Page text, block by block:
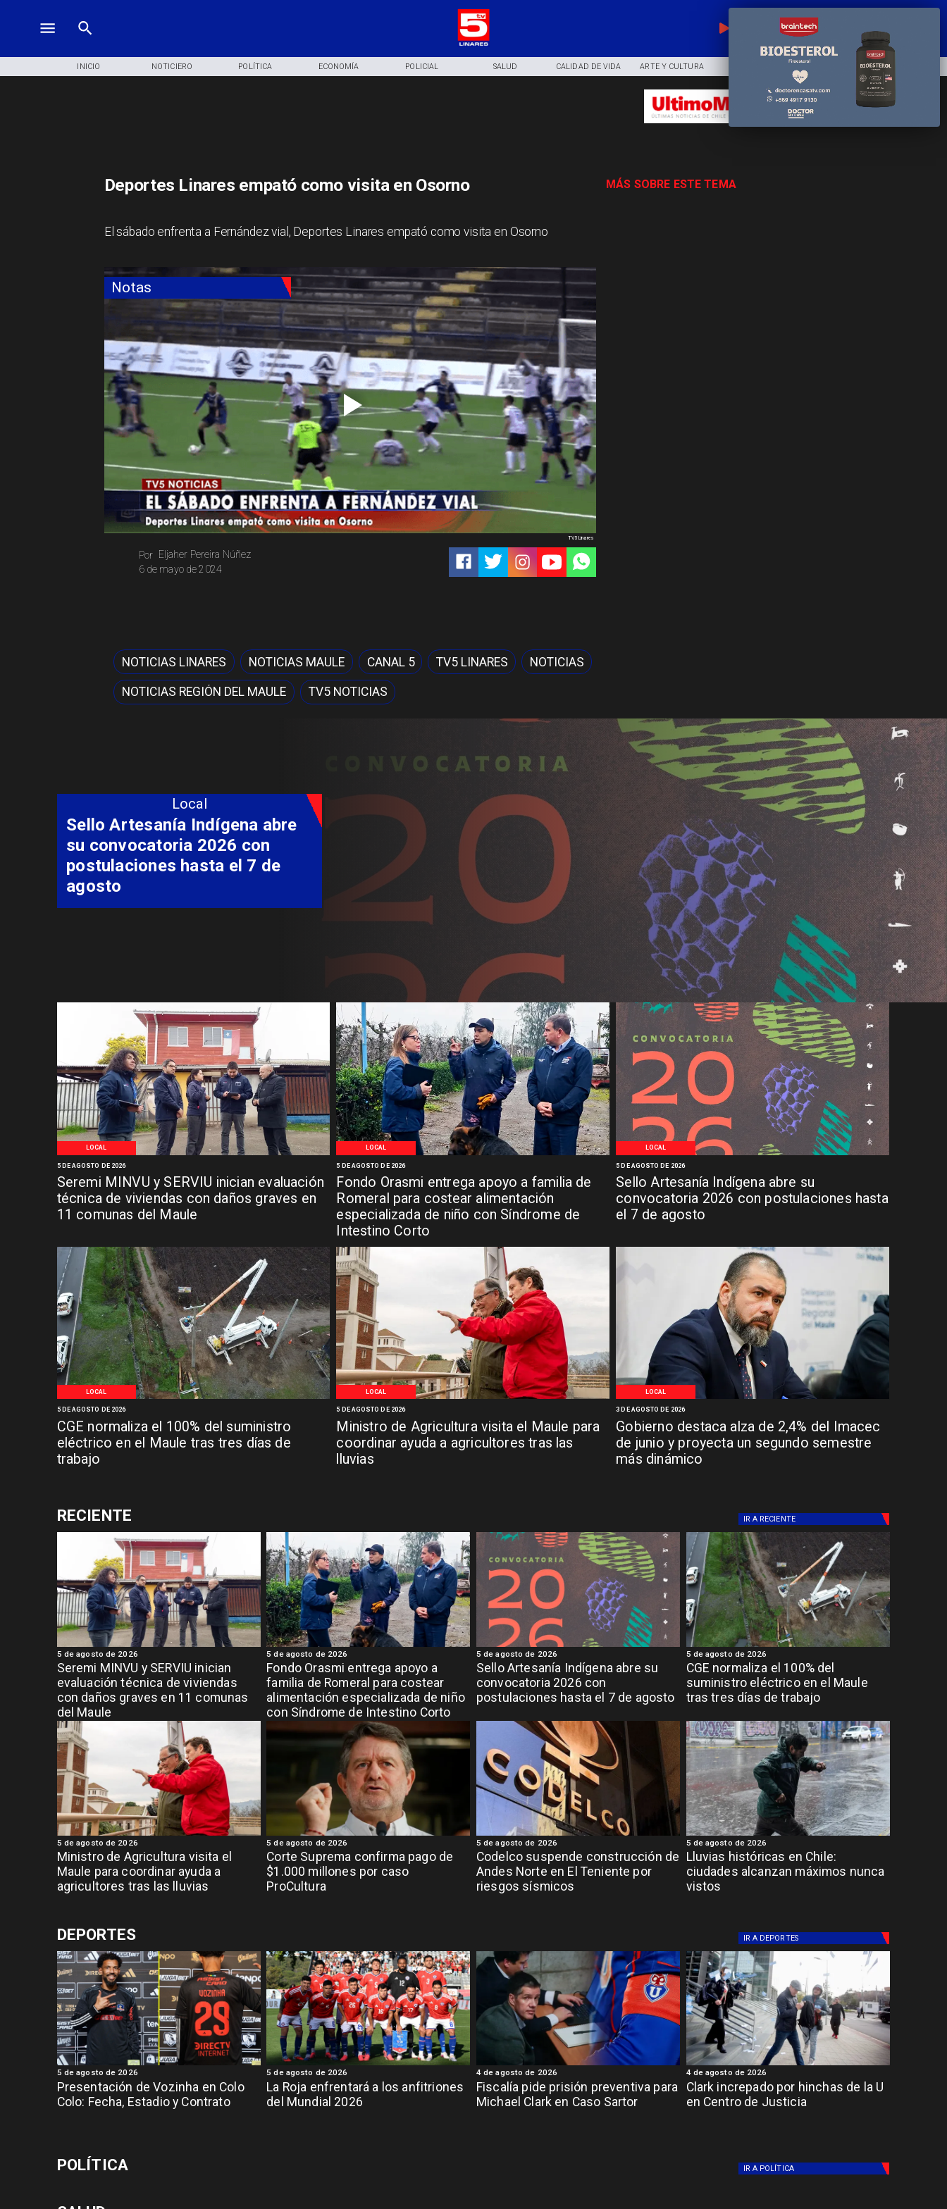
EN VIVO
INICIO NOTICIERO POLÍTICA ECONOMÍA POLICIAL SALUD CALIDAD DE VIDA ARTE Y CULTURA
Notas
Eljaher Pereira Núñez
Por
6 de mayo de 2024
TV5 Linares
MÁS SOBRE ESTE TEMA
Deportes Linares empató como visita en Osorno
​El sábado enfrenta a Fernández vial, Deportes Linares empató como visita en Osorno
NOTICIAS LINARES NOTICIAS MAULE CANAL 5 TV5 LINARES NOTICIAS
NOTICIAS REGIÓN DEL MAULE TV5 NOTICIAS
LOCAL
Seremi MINVU y SERVIU inician evaluación
técnica de viviendas con daños graves en
11 comunas del Maule
5 DE AGOSTO DE 2026
LOCAL
Fondo Orasmi entrega apoyo a familia de
Romeral para costear alimentación
especializada de niño con Síndrome de
Intestino Corto
5 DE AGOSTO DE 2026
LOCAL
Sello Artesanía Indígena abre su
convocatoria 2026 con postulaciones hasta
el 7 de agosto
5 DE AGOSTO DE 2026
LOCAL
CGE normaliza el 100% del suministro
eléctrico en el Maule tras tres días de
trabajo
5 DE AGOSTO DE 2026
LOCAL
Ministro de Agricultura visita el Maule para
coordinar ayuda a agricultores tras las
lluvias
5 DE AGOSTO DE 2026
LOCAL
Gobierno destaca alza de 2,4% del Imacec
de junio y proyecta un segundo semestre
más dinámico
3 DE AGOSTO DE 2026
Local
Sello Artesanía Indígena abre
su convocatoria 2026 con
postulaciones hasta el 7 de
agosto
RECIENTE IR A RECIENTE
Seremi MINVU y SERVIU inician
evaluación técnica de viviendas
con daños graves en 11 comunas
del Maule
5 de agosto de 2026
Fondo Orasmi entrega apoyo a
familia de Romeral para costear
alimentación especializada de niño
con Síndrome de Intestino Corto
5 de agosto de 2026
Sello Artesanía Indígena abre su
convocatoria 2026 con
postulaciones hasta el 7 de agosto
5 de agosto de 2026
CGE normaliza el 100% del
suministro eléctrico en el Maule
tras tres días de trabajo
5 de agosto de 2026
Ministro de Agricultura visita el
Maule para coordinar ayuda a
agricultores tras las lluvias
5 de agosto de 2026
Corte Suprema confirma pago de
$1.000 millones por caso
ProCultura
5 de agosto de 2026
Codelco suspende construcción de
Andes Norte en El Teniente por
riesgos sísmicos
5 de agosto de 2026
Lluvias históricas en Chile:
ciudades alcanzan máximos nunca
vistos
5 de agosto de 2026
DEPORTES IR A DEPORTES
Presentación de Vozinha en Colo
Colo: Fecha, Estadio y Contrato
5 de agosto de 2026
La Roja enfrentará a los anfitriones
del Mundial 2026
5 de agosto de 2026
Fiscalía pide prisión preventiva para
Michael Clark en Caso Sartor
4 de agosto de 2026
Clark increpado por hinchas de la U
en Centro de Justicia
4 de agosto de 2026
POLÍTICA IR A POLÍTICA